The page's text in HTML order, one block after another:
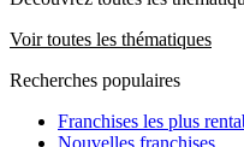
Voir toutes les thématiques
Recherches populaires
Franchises les plus